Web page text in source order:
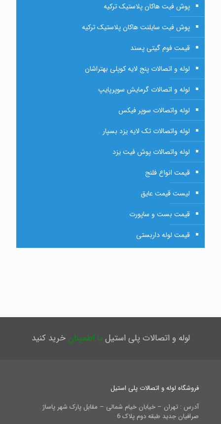
پوش فیت هاکان پلاستیک ترکیه
پوش فیت سایلنت هاکان پلاستیک ترکیه
قیمت فوم گیتی پسند
لوله و اتصالات پنج لایه کوپلی بهتراشان
لوله و اتصالات گرمایش سوپرپایپ
لوله واتصالات سوپر فیکس
لوله واتصالات تک لایه یزد بسپار
لوله واتصالات پوش فیت یزد
قیمت انواع فلنج
لیست قیمت عایق
قیمت بست و ساپورت
قیمت لوله داربستی
لوله و اتصالات پلی استیل با اطمینانخرید کنید
فروشگاه لوله و اتصالات پلی استیل
آدرس : تهران – خیابان خیام شمالی – مقابل پارک شهر پاساژ
صرافیان جدید طبقه دوم پلاک 6